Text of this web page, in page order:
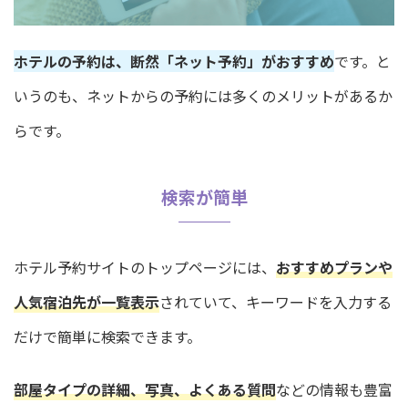
ホテルの予約は、断然「ネット予約」がおすすめです。と
いうのも、ネットからの予約には多くのメリットがあるか
らです。
検索が簡単
ホテル予約サイトのトップページには、 おすすめプランや
人気宿泊先が一覧表示されていて、キーワードを入力する
だけで簡単に検索できます。
部屋タイプの詳細、写真、よくある質問などの情報も豊富